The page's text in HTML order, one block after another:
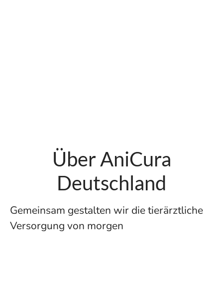
Über AniCura
Deutschland
Gemeinsam gestalten wir die tierärztliche
Versorgung von morgen